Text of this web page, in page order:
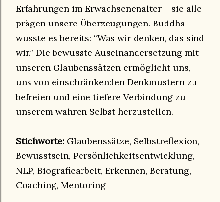
Erfahrungen im Erwachsenenalter – sie alle
prägen unsere Überzeugungen. Buddha
wusste es bereits: “Was wir denken, das sind
wir.” Die bewusste Auseinandersetzung mit
unseren Glaubenssätzen ermöglicht uns,
uns von einschränkenden Denkmustern zu
befreien und eine tiefere Verbindung zu
unserem wahren Selbst herzustellen.
Stichworte: Glaubenssätze, Selbstreflexion,
Bewusstsein, Persönlichkeitsentwicklung,
NLP, Biografiearbeit, Erkennen, Beratung,
Coaching, Mentoring